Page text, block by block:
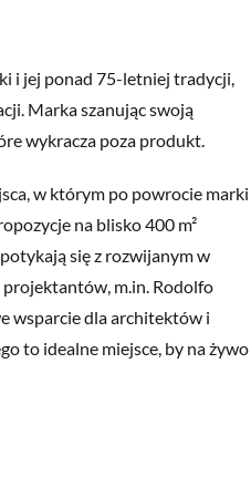
i jej ponad 75-letniej tradycji,
Markaszanując swoją
wykracza poza produkt.
w którym po powrocie marki
na blisko 400 m²
się z rozwijanym w
m.in. Rodolfo
wsparcie dla architektów i
to idealne miejsce, by na żywo